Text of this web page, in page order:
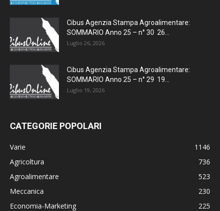
Cibus Agenzia Stampa Agroalimentare:
SOMMARIO Anno 25 – n° 30 26...
Luglio 26, 2026
Cibus Agenzia Stampa Agroalimentare:
SOMMARIO Anno 25 – n° 29 19...
Luglio 19, 2026
CATEGORIE POPOLARI
Varie
1146
Agricoltura
736
Agroalimentare
523
Meccanica
230
Economia-Marketing
225